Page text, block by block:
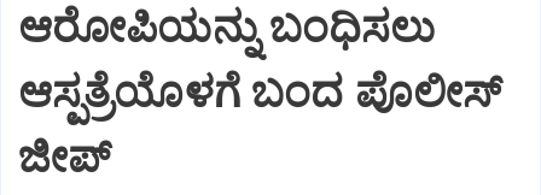
ಆರೋಪಿಯನ್ನು ಬಂಧಿಸಲು
ಆಸ್ಪತ್ರೆಯೊಳಗೆ ಬಂದ ಪೊಲೀಸ್
ಜೀಪ್